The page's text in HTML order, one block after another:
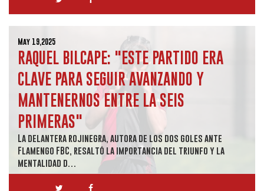
May 19,2025
RAQUEL BILCAPE: "ESTE PARTIDO ERA
CLAVE PARA SEGUIR AVANZANDO Y
MANTENERNOS ENTRE LA SEIS
PRIMERAS"
La delantera rojinegra, autora de los dos goles ante
Flamengo FBC, resaltó la importancia del triunfo y la
mentalidad d…